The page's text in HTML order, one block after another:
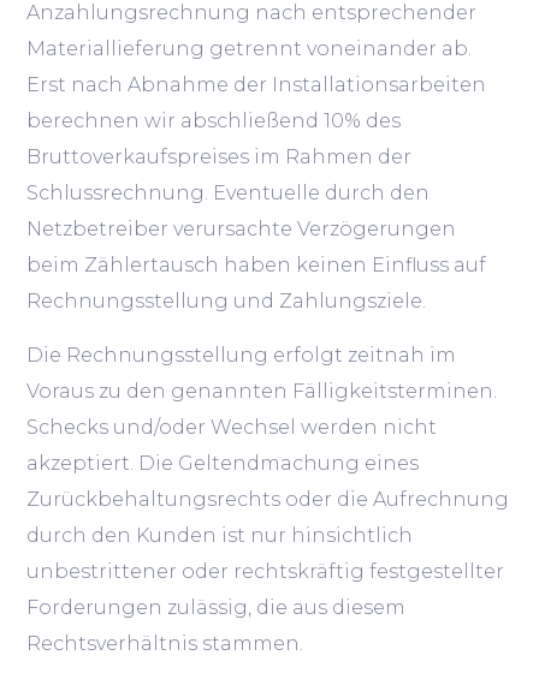
Anzahlungsrechnung nach entsprechender
Materiallieferung getrennt voneinander ab.
Erst nach Abnahme der Installationsarbeiten
berechnen wir abschließend 10% des
Bruttoverkaufspreises im Rahmen der
Schlussrechnung. Eventuelle durch den
Netzbetreiber verursachte Verzögerungen
beim Zählertausch haben keinen Einfluss auf
Rechnungsstellung und Zahlungsziele.
Die Rechnungsstellung erfolgt zeitnah im
Voraus zu den genannten Fälligkeitsterminen.
Schecks und/oder Wechsel werden nicht
akzeptiert. Die Geltendmachung eines
Zurückbehaltungsrechts oder die Aufrechnung
durch den Kunden ist nur hinsichtlich
unbestrittener oder rechtskräftig festgestellter
Forderungen zulässig, die aus diesem
Rechtsverhältnis stammen.